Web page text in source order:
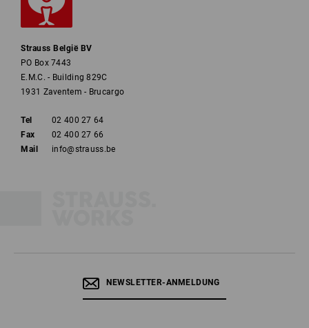
Strauss België BV
PO Box 7443
E.M.C. - Building 829C
1931 Zaventem - Brucargo
Tel
02 400 27 64
Fax
02 400 27 66
Mail
info@strauss.be
NEWSLETTER-ANMELDUNG